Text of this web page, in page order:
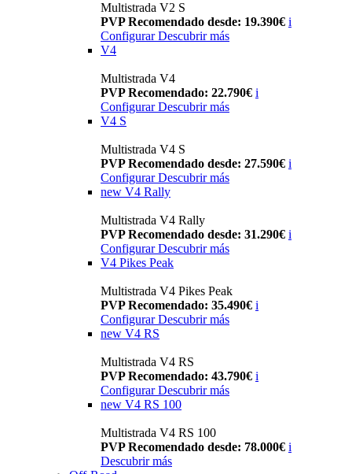
Multistrada V2 S
PVP Recomendado desde: 19.390€ i
Configurar Descubrir más
V4
Multistrada V4
PVP Recomendado: 22.790€ i
Configurar Descubrir más
V4 S
Multistrada V4 S
PVP Recomendado desde: 27.590€ i
Configurar Descubrir más
new V4 Rally
Multistrada V4 Rally
PVP Recomendado desde: 31.290€ i
Configurar Descubrir más
V4 Pikes Peak
Multistrada V4 Pikes Peak
PVP Recomendado: 35.490€ i
Configurar Descubrir más
new V4 RS
Multistrada V4 RS
PVP Recomendado: 43.790€ i
ConfigurarDescubrir más
new V4 RS 100
Multistrada V4 RS 100
PVP Recomendado desde: 78.000€ i
Descubrir más